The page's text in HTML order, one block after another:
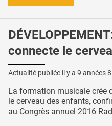
connecte le
Actualité publiée il y a 9 années
La formation musicale crée
le cerveau des enfants,
au Congrès annuel 2016